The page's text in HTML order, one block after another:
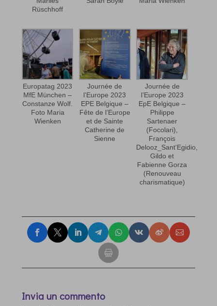
Rüschhoff
Europatag 2023
MfE München –
Constanze Wolf.
Foto Maria
Wienken
Journée de
l’Europe 2023
EPE Belgique –
Fête de l’Europe
et de Sainte
Catherine de
Sienne
Journée de
l’Europe 2023
EpE Belgique –
Philippe
Sartenaer
(Focolari),
François
Delooz_Sant’Egidio,
Gildo et
Fabienne Gorza
(Renouveau
charismatique)
Invia un commento